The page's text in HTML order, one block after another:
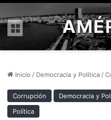
Menú
Inicio / Democracia y Política /
Corrupción Democracia y
Política